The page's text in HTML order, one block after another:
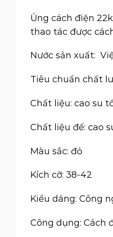
Ủng cách điện
thao tác được
Nước sản xuất:
Tiêu chuẩn chất
Chất liệu: cao su
Chất liệu đế: cao
Màu sắc: đỏ
Kích cỡ: 38-42
Kiểu dáng: Công
Công dụng: Cách